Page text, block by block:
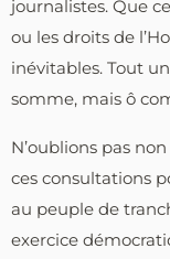
journalistes. Que
ou les droits de
inévitables. Tout un
somme, mais ô
N’oublions pas
ces consultations
au peuple de
exercice